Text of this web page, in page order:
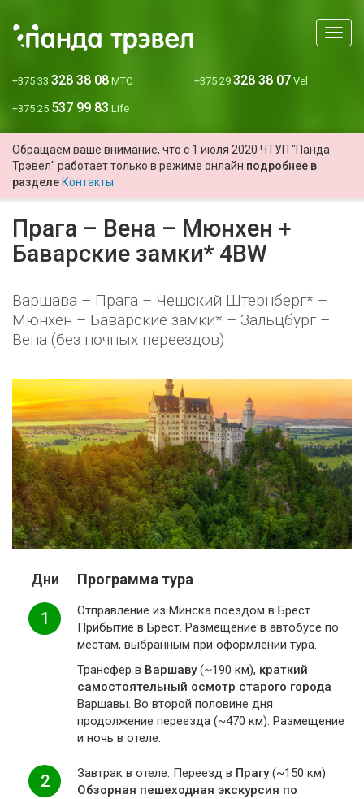
Меню
+375 33 328 38 08 МТС +375 29 328 38 07 Vel
+375 25 537 99 83 Life
Обращаем ваше внимание, что с 1 июля 2020 ЧТУП "Панда
Трэвел" работает только в режиме онлайн подробнее в
разделе Контакты
Прага – Вена – Мюнхен +
Баварские замки* 4BW
Варшава – Прага – Чешский Штернберг* –
Мюнхен – Баварские замки* – Зальцбург –
Вена (без ночных переездов)
Дни Программа тура
1
Отправление из Минска поездом в Брест.
Прибытие в Брест. Размещение в автобусе по
местам, выбранным при оформлении тура.
Трансфер в Варшаву(~190 км), краткий
cамостоятельный осмотр старого города
Варшавы. Во второй половине дня
продолжение переезда (~470 км). Размещение
и ночь в отеле.
2 Завтрак в отеле. Переезд в Прагу(~150 км).
Обзорная пешеходная экскурсия по